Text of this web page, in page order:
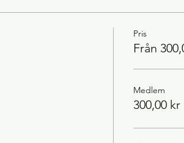
Pris
Från
Medlem
300,00 kr